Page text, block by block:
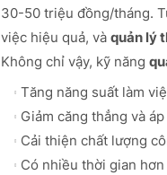
30-50 triệu đồng/tháng.
việc hiệu quả, và quản lý
Không chỉ vậy, kỹ năng
Tăng năng suất làm
Giảm căng thẳng và
Cải thiện chất lượng
Có nhiều thời gian